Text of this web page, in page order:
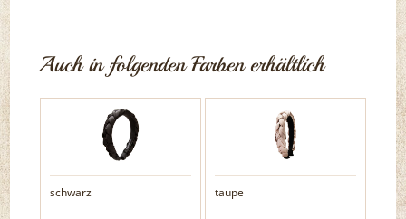
Auch in folgenden Farben erhältlich
schwarz taupe